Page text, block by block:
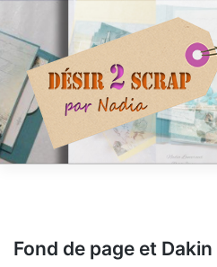
content
Fond de page et Dakin